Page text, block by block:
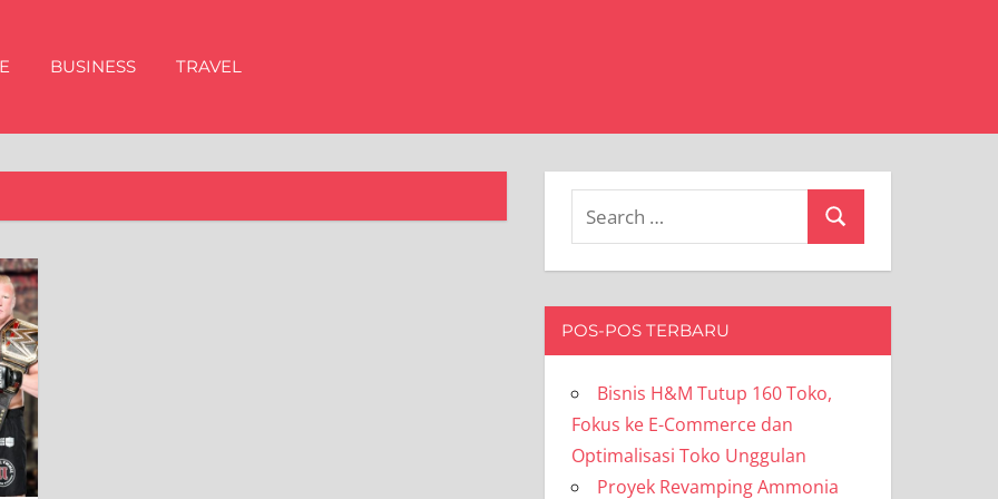
BUSINESS TRAVEL
Search
POS-POS TERBARU
Bisnis H&M Tutup 160 Toko,
Fokus ke E-Commerce dan
Optimalisasi Toko Unggulan
Proyek Revamping Ammonia